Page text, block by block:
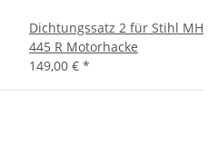
Dichtungssatz 2 für Stihl MH
445 R Motorhacke
149,00 € *